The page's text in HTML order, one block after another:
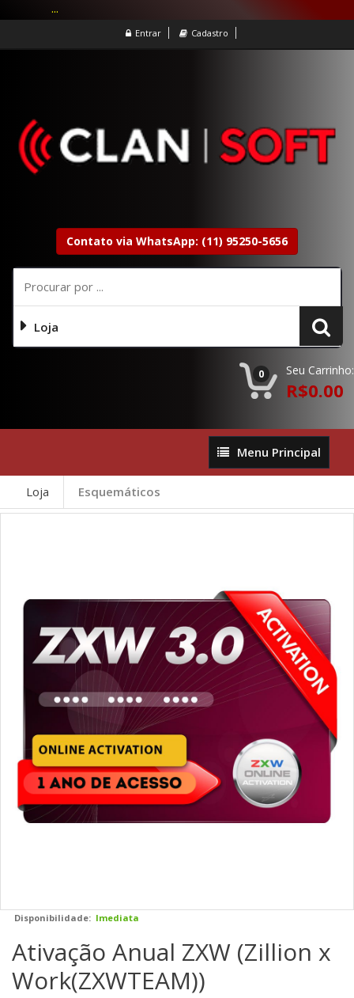
Entrar Cadastro
Contato via WhatsApp: (11) 95250-5656
Loja
0 Seu Carrinho:
R$0.00
Menu
Principal
Menu Principal
Loja Esquemáticos
Disponibilidade: Imediata
Ativação Anual ZXW (Zillion x
Work(ZXWTEAM))